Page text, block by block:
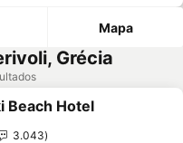
Mapa
Grécia
aos favoritos
Beach Hotel
3.043